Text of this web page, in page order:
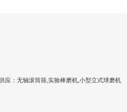
应：无轴滚筒筛,实验棒磨机,小型立式球磨机